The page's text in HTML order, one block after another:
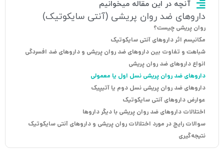
آنچه در این مقاله میخوانیم
داروهای ضد روان پریشی (آنتی سایکوتیک)
روان پریشی چیست؟
مکانیسم اثر داروهای آنتی سایکوتیک
شباهت و تفاوت بین داروهای ضد روان پریشی و داروهای ضد افسردگی
انواع داروهای ضد روان پریشی
داروهای ضد روان پریشی نسل اول یا معمولی
داروهای ضد روان پریشی نسل دوم یا آتیپیک
عوارض داروهای آنتی سایکوتیک
اختلالات داروهای ضد روان پریشی با دیگر داروها
سوالات رایج در مورد اختلالات روان پریشی و داروهای آنتی سایکوتیک
نتیجه‌گیری